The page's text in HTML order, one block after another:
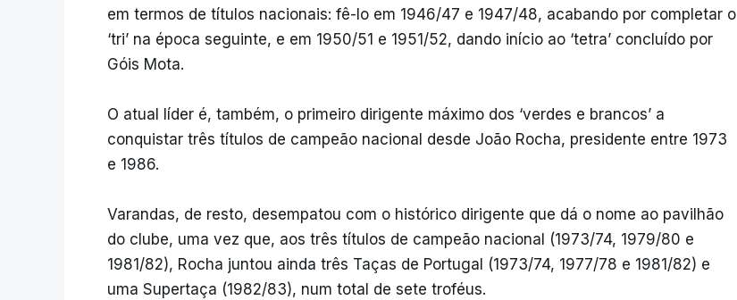
em termos de títulos nacionais: fê-lo em 1946/47 e 1947/48, acabando por completar o
‘tri’ na época seguinte, e em 1950/51 e 1951/52, dando início ao ‘tetra’ concluído por
Góis Mota.
O atual líder é, também, o primeiro dirigente máximo dos ‘verdes e brancos’ a
conquistar três títulos de campeão nacional desde João Rocha, presidente entre 1973
e 1986.
Varandas, de resto, desempatou com o histórico dirigente que dá o nome ao pavilhão
do clube, uma vez que, aos três títulos de campeão nacional (1973/74, 1979/80 e
1981/82), Rocha juntou ainda três Taças de Portugal (1973/74, 1977/78 e 1981/82) e
uma Supertaça (1982/83), num total de sete troféus.